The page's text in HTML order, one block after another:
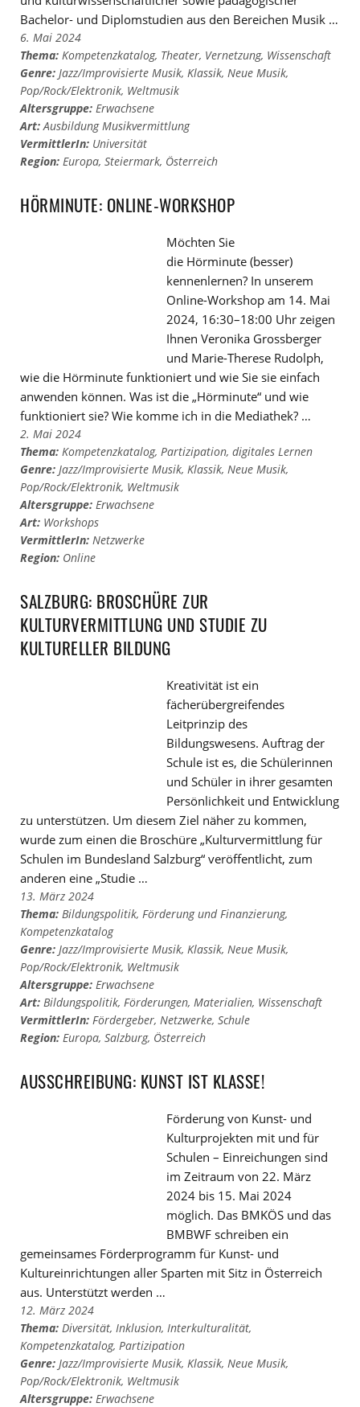
Bachelor- und Diplomstudien aus den Bereichen Musik …
6. Mai 2024
Thema: Kompetenzkatalog, Theater, Vernetzung, Wissenschaft
Genre: Jazz/Improvisierte Musik, Klassik, Neue Musik,
Pop/Rock/Elektronik, Weltmusik
Altersgruppe: Erwachsene
Art: Ausbildung Musikvermittlung
VermittlerIn: Universität
Region: Europa, Steiermark, Österreich
HÖRMINUTE: ONLINE-WORKSHOP
Möchten Sie
die Hörminute (besser)
kennenlernen? In unserem
Online-Workshop am 14. Mai
2024, 16:30–18:00 Uhr zeigen
Ihnen Veronika Grossberger
und Marie-Therese Rudolph,
wie die Hörminute funktioniert und wie Sie sie einfach
anwenden können. Was ist die „Hörminute“ und wie
funktioniert sie? Wie komme ich in die Mediathek? …
2. Mai 2024
Thema: Kompetenzkatalog, Partizipation, digitales Lernen
Genre: Jazz/Improvisierte Musik, Klassik, Neue Musik,
Pop/Rock/Elektronik, Weltmusik
Altersgruppe: Erwachsene
Art: Workshops
VermittlerIn: Netzwerke
Region: Online
SALZBURG: BROSCHÜRE ZUR
KULTURVERMITTLUNG UND STUDIE ZU
KULTURELLER BILDUNG
Kreativität ist ein
fächerübergreifendes
Leitprinzip des
Bildungswesens. Auftrag der
Schule ist es, die Schülerinnen
und Schüler in ihrer gesamten
Persönlichkeit und Entwicklung
zu unterstützen. Um diesem Ziel näher zu kommen,
wurde zum einen die Broschüre „Kulturvermittlung für
Schulen im Bundesland Salzburg“ veröffentlicht, zum
anderen eine „Studie …
13. März 2024
Thema: Bildungspolitik, Förderung und Finanzierung,
Kompetenzkatalog
Genre: Jazz/Improvisierte Musik, Klassik, Neue Musik,
Pop/Rock/Elektronik, Weltmusik
Altersgruppe: Erwachsene
Art: Bildungspolitik, Förderungen, Materialien, Wissenschaft
VermittlerIn: Fördergeber, Netzwerke, Schule
Region: Europa, Salzburg, Österreich
AUSSCHREIBUNG: KUNST IST KLASSE!
Förderung von Kunst- und
Kulturprojekten mit und für
Schulen – Einreichungen sind
im Zeitraum von 22. März
2024 bis 15. Mai 2024
möglich. Das BMKÖS und das
BMBWF schreiben ein
gemeinsames Förderprogramm für Kunst- und
Kultureinrichtungen aller Sparten mit Sitz in Österreich
aus. Unterstützt werden …
12. März 2024
Thema: Diversität, Inklusion, Interkulturalität,
Kompetenzkatalog, Partizipation
Genre: Jazz/Improvisierte Musik, Klassik, Neue Musik,
Pop/Rock/Elektronik, Weltmusik
Altersgruppe: Erwachsene